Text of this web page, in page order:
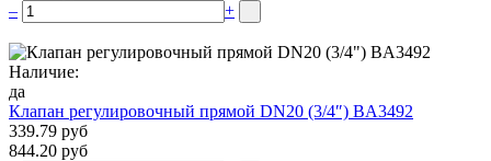
–
+
Наличие:
да
Клапан регулировочный прямой DN20 (3/4″) BA3492
339.79 руб
844.20 руб